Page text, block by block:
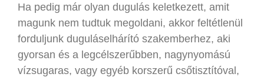
Ha pedig már olyan dugulás keletkezett, amit
magunk nem tudtuk megoldani, akkor feltétlenül
forduljunk duguláselhárító szakemberhez, aki
gyorsan és a legcélszerűbben, nagynyomású
vízsugaras, vagy egyéb korszerű csőtisztítóval,